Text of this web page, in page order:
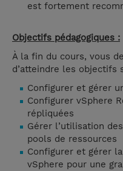
est fortement
Objectifs pédagogiques :
À la fin du cours, vous
d’atteindre les objectifs
Configurer et gérer
Configurer vSphere
répliquées
Gérer l’utilisation
pools de ressources
Configurer et gérer
vSphere pour une